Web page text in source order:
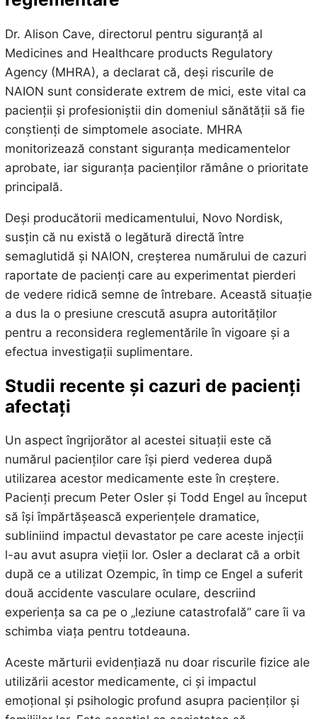
Dr. Alison Cave, directorul pentru siguranță al
Medicines and Healthcare products Regulatory
Agency (MHRA), a declarat că, deși riscurile de
NAION sunt considerate extrem de mici, este vital ca
pacienții și profesioniștii din domeniul sănătății să fie
conștienți de simptomele asociate. MHRA
monitorizează constant siguranța medicamentelor
aprobate, iar siguranța pacienților rămâne o prioritate
principală.
Deși producătorii medicamentului, Novo Nordisk,
susțin că nu există o legătură directă între
semaglutidă și NAION, creșterea numărului de cazuri
raportate de pacienți care au experimentat pierderi
de vedere ridică semne de întrebare. Această situație
a dus la o presiune crescută asupra autorităților
pentru a reconsidera reglementările în vigoare și a
efectua investigații suplimentare.
Studii recente și cazuri de pacienți
afectați
Un aspect îngrijorător al acestei situații este că
numărul pacienților care își pierd vederea după
utilizarea acestor medicamente este în creștere.
Pacienți precum Peter Osler și Todd Engel au început
să își împărtășească experiențele dramatice,
subliniind impactul devastator pe care aceste injecții
l-au avut asupra vieții lor. Osler a declarat că a orbit
după ce a utilizat Ozempic, în timp ce Engel a suferit
două accidente vasculare oculare, descriind
experiența sa ca pe o „leziune catastrofală” care îi va
schimba viața pentru totdeauna.
Aceste mărturii evidențiază nu doar riscurile fizice ale
utilizării acestor medicamente, ci și impactul
emoțional și psihologic profund asupra pacienților și